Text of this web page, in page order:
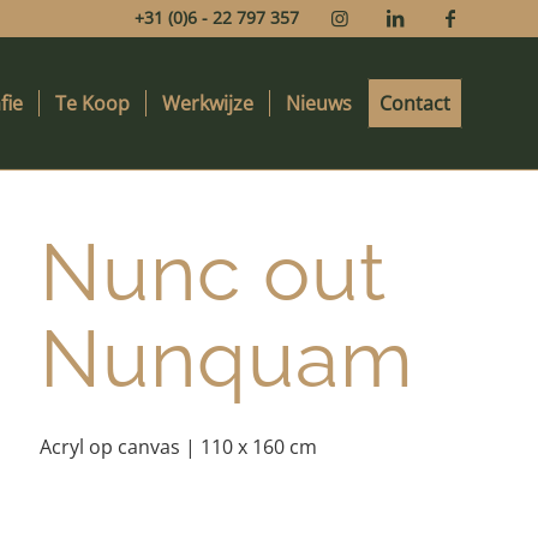
+31 (0)6 - 22 797 357
Te Koop Werkwijze Nieuws Contact
Nunc out
Nunquam
Acryl op canvas | 110 x 160 cm